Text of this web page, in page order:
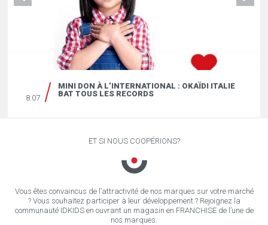
8.07
MINI DON À L’INTERNATIONAL : OKAÏDI ITALIE
BAT TOUS LES RECORDS
ET SI NOUS COOPÉRIONS?
Vous êtes convaincus de l’attractivité de nos marques sur votre marché
? Vous souhaitez participer à leur développement ? Rejoignez la
communauté IDKIDS en ouvrant un magasin en FRANCHISE de l’une de
nos marques.